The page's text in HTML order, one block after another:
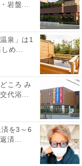
コミは？
下のような口コミ
岩盤...
泉」は1
め...
ころ み
代浴...
を3～6
済...